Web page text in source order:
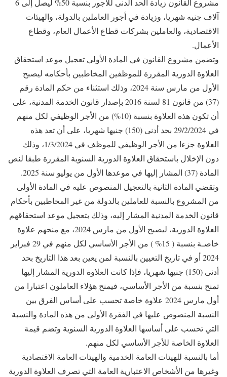
مشروع القانون زيادة الحد الدنى للأجور بنسبة 50% ليصل إلى 6
آلاف جنيه شهريا، وزيادة في أجور العاملين بالدولة، والهيئات
الاقتصادية، والعاملين بشركات قطاع الأعمال العام، وقطاع
الأعمال.
وتضمن مشروع القانون في المادة الأولى تعجيل موعد استحقاق
العلاوة الدورية المقررة للموظفين المخاطبين بأحكامه ليصبح
الأول من مارس سنة 2024، وذلك استثناء من حكم المادة رقم
(37) من قانون 81 لسنة 2016 بإصدار قانون الخدمة المدنية، على
أن تكون هذه العلاوة بنسبة (10%) من الأجر الوظيفي لكل منهم
في 29/2/2024 بحد أدنى (150) جنيها شهريا، على أن تعد هذه
العلاوة جزءا من الأجر الوظيفي للموظف في 1/3/2024، وذلك
دون الإخلال باستحقاق العلاوة الدورية السنوية المقررة طبقا لنص
المادة (37) المشار إليها في موعدها الأول من يوليو سنة 2025.
وتقضي المادة الثانية بالتعجيل المنصوص عليه في المادة الأولى
من المشروع بالنسبة للعاملين بالدولة من غير المخاطبين بأحكام
قانون الخدمة المدنية المشار إليه، وذلك بتعجيل موعد استحقاقهم
العلاوة الدورية، ليصبح الأول من مارس 2024، مع منحهم علاوة
خاصـة بنسبة ( 15% ) من الأجر الأساسي لكل منهم في 29 فبراير
2024 أو في تاريخ التعيين بالنسبة لمن يعين بعد هذا التاريخ بحد
أدنى (150) جنيها شهريا، فإذا كانت العلاوة الدورية المشار إليها
تمنح بنسبة من الأجر الأساسي، فيمنح هؤلاء العاملون اعتبارا من
أول مارس 2024 علاوة خاصة تحسب على أساس الفرق بين
النسبة المنصوص عليها في الفقرة الأولى من هذه المادة والنسبة
التي تحسب على أساسها العلاوة الدورية السنوية وتضم قيمة
العلاوة الخاصة للأجر الأساسي لكل منهم.
أما بالنسبة للهيئات العامة الخدمية والهيئات العامة الاقتصادية
وغيرها من الأشخاص الاعتبارية العامة التي تصرف العلاوة الدورية